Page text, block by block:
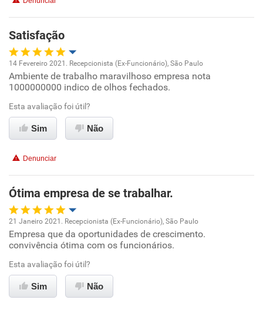
Benefícios
Recomenda esta empresa
Satisfação
Oportunidade de promoção
Ambiente de trabalho
Conciliação com a vida familiar
Recomenda esta empresa
Recomenda a diretoria
14 Fevereiro 2021. Recepcionista (Ex-Funcionário), São Paulo
Ambiente de trabalho maravilhoso empresa nota
1000000000 indico de olhos fechados.
Esta avaliação foi útil?
Sim Não
Denunciar
Ótima empresa de se trabalhar.
Oportunidade de promoção
Ambiente de trabalho
Conciliação com a vida familiar
21 Janeiro 2021. Recepcionista (Ex-Funcionário), São Paulo
Empresa que da oportunidades de crescimento.
convivência ótima com os funcionários.
Esta avaliação foi útil?
Sim Não